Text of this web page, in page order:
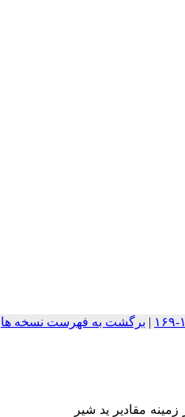
| برگشت به فهرست نسخه ها
مقادیر ید شیر